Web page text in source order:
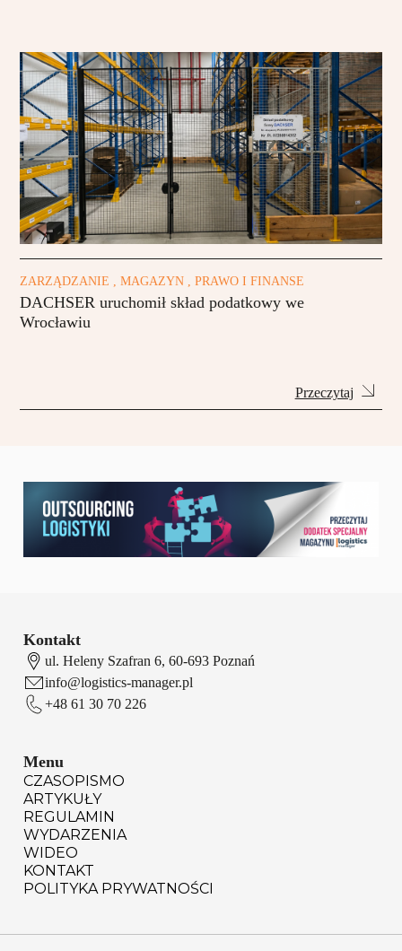
ZARZĄDZANIE , MAGAZYN , PRAWO I FINANSE
DACHSER uruchomił skład podatkowy we
Wrocławiu
Przeczytaj
Kontakt
ul. Heleny Szafran 6, 60-693 Poznań
info@logistics-manager.pl
+48 61 30 70 226
Menu
CZASOPISMO
ARTYKUŁY
REGULAMIN
WYDARZENIA
WIDEO
KONTAKT
POLITYKA PRYWATNOŚCI